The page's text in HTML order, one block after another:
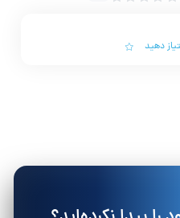
دهید